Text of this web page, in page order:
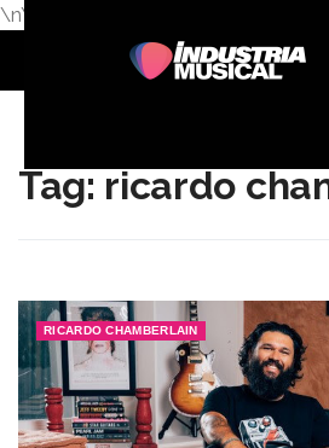
\n\n
Tag: ricardo
RICARDO CHAMBERLAIN